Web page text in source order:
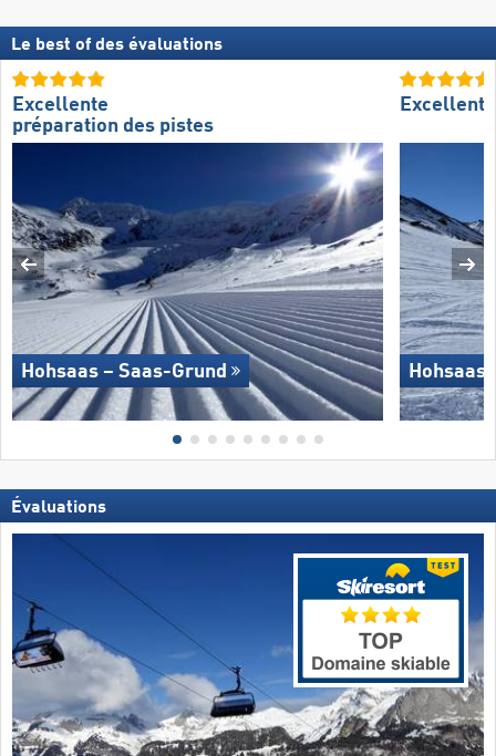
Le best of des évaluations
Excellente
préparation des pistes
Hohsaas – Saas-Grund
Excellent
Hohsaas
Évaluations